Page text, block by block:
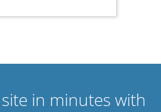
in minutes with